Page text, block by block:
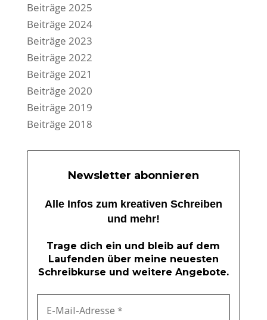
Beiträge 2025
Beiträge 2024
Beiträge 2023
Beiträge 2022
Beiträge 2021
Beiträge 2020
Beiträge 2019
Beiträge 2018
Newsletter abonnieren
Alle Infos zum kreativen Schreiben
und mehr!
Trage dich ein und bleib auf dem
Laufenden über meine neuesten
Schreibkurse und weitere Angebote.